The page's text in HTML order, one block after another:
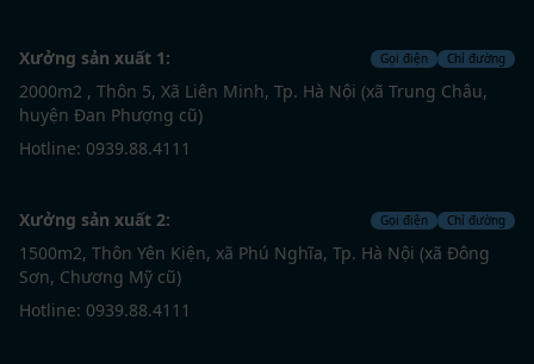
Xưởng sản xuất 1: Gọi điện Chỉ đường
2000m2 , Thôn 5, Xã Liên Minh, Tp. Hà Nội (xã Trung Châu,
huyện Đan Phượng cũ)
Hotline: 0939.88.4111
Xưởng sản xuất 2: Gọi điện Chỉ đường
1500m2, Thôn Yên Kiện, xã Phú Nghĩa, Tp. Hà Nội (xã Đông
Sơn, Chương Mỹ cũ)
Hotline: 0939.88.4111